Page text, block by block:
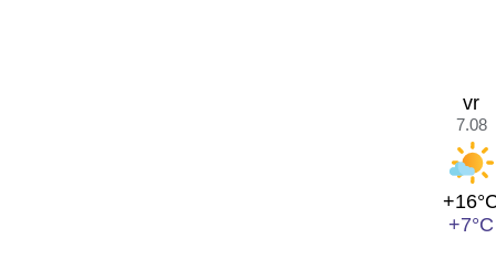
vr
7.08
+7°C